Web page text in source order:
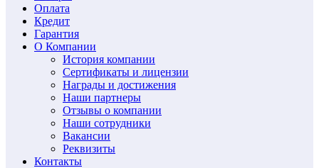
Оплата
Кредит
Гарантия
О Компании
История компании
Сертификаты и лицензии
Награды и достижения
Наши партнеры
Отзывы о компании
Наши сотрудники
Вакансии
Реквизиты
Контакты